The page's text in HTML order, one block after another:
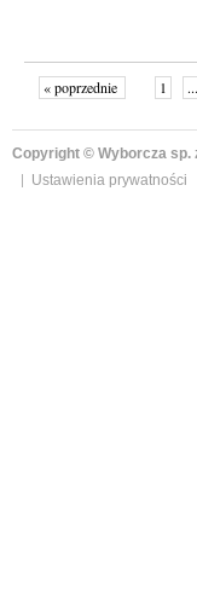
« poprzednie 1 ...
Copyright © Wyborcza sp.
Ustawienia prywatności